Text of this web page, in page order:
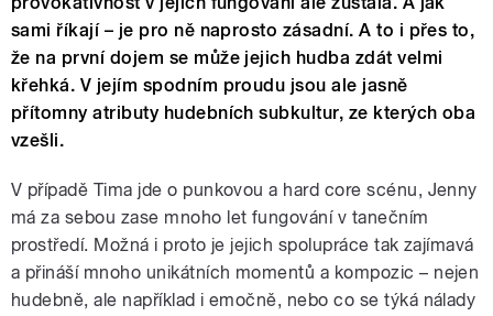
sami říkají – je pro ně naprosto zásadní. A to i přes to,
že na první dojem se může jejich hudba zdát velmi
křehká. V jejím spodním proudu jsou ale jasně
přítomny atributy hudebních subkultur, ze kterých oba
vzešli.
V případě Tima jde o punkovou a hard core scénu, Jenny
má za sebou zase mnoho let fungování v tanečním
prostředí. Možná i proto je jejich spolupráce tak zajímavá
a přináší mnoho unikátních momentů a kompozic – nejen
hudebně, ale například i emočně, nebo co se týká nálady